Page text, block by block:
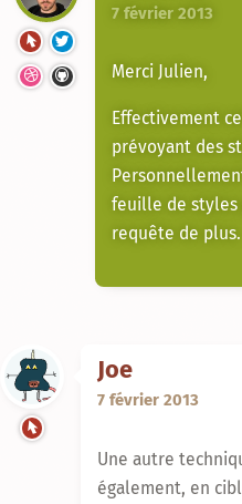
7 février 2013
Merci Julien,
Effectivement
prévoyant des
feuille de styles
requête de plus.
Joe
7 février 2013
Une autre
également, en